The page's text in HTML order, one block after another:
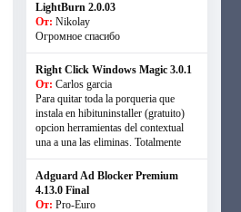
LightBurn 2.0.03
От: Nikolay
Огромное спасибо
Right Click Windows Magic 3.0.1
От: Carlos garcia
Para quitar toda la porqueria que
instala en hibituninstaller (gratuito)
opcion herramientas del contextual
una a una las eliminas. Totalmente
Adguard Ad Blocker Premium
4.13.0 Final
От: Pro-Euro